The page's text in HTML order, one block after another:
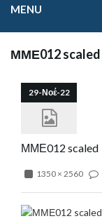
MENU
ΜΜΕ012 scaled
29-Νοέ-22
ΜΜΕ012 scaled
1350 × 2560